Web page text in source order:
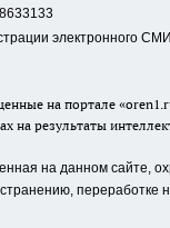
электронного
на портале
на результаты
на данном сайте,
переработке